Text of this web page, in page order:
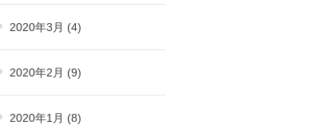
2020年3月 (4)
2020年2月 (9)
2020年1月 (8)